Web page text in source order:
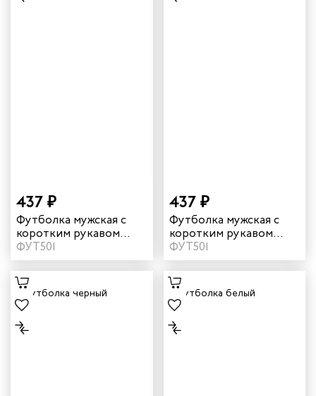
437 ₽
Футболка мужская с
коротким рукавом
цвет зеленый
ФУТ501
437 ₽
Футболка мужская с
коротким рукавом
цвет темно-синий
ФУТ501